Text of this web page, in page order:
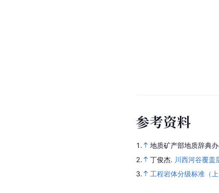
参考资料
1.
地质矿产部地质辞典
2.
丁俊杰. 川西河谷覆盖
3.
工程岩体分级标准（